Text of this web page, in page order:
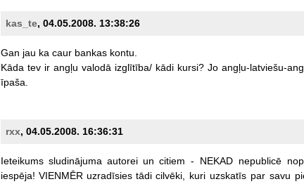
kas_te, 04.05.2008. 13:38:26
Gan jau ka caur bankas kontu.
Kāda tev ir angļu valodā izglītība/ kādi kursi? Jo angļu-latviešu-
īpaša.
rxx, 04.05.2008. 16:36:31
Ieteikums sludinājuma autorei un citiem - NEKAD nepublicē
iespēja! VIENMĒR uzradīsies tādi cilvēki, kuri uzskatīs par savu